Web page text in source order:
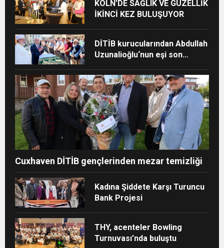
KÖLN’DE SAĞLIK VE GÜZELLİK
İKİNCİ KEZ BULUŞUYOR
DİTİB kurucularından Abdullah
Uzunalioğlu‘nun eşi son
Cuxhaven DİTİB gençlerinden mezar temizliği
Kadına Şiddete Karşı Turuncu
Bank Projesi
THY, acenteler Bowling
Turnuvası’nda buluştu